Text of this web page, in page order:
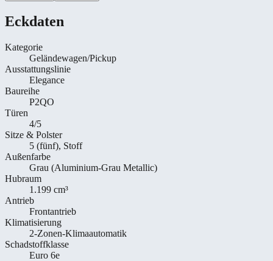
Eckdaten
Kategorie
Geländewagen/Pickup
Ausstattungslinie
Elegance
Baureihe
P2QO
Türen
4/5
Sitze & Polster
5 (fünf), Stoff
Außenfarbe
Grau (Aluminium-Grau Metallic)
Hubraum
1.199 cm³
Antrieb
Frontantrieb
Klimatisierung
2-Zonen-Klimaautomatik
Schadstoffklasse
Euro 6e